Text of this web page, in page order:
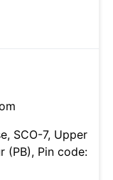
SCO-7, Upper
(PB), Pin code: